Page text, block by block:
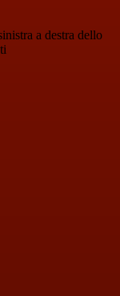
a destra dello